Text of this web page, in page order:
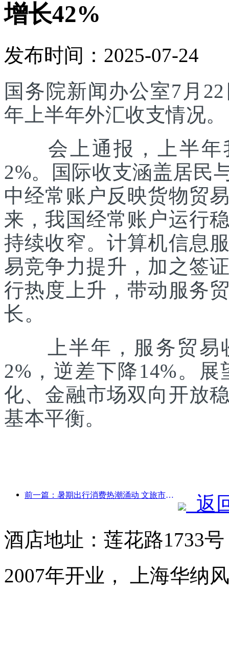
增长42%
发布时间：2025-07-24
国务院新闻办公室7月
年上半年外汇收支情况。
会上通报，上半年
2%。国际收支涵盖居民
中经常账户反映货物贸
来，我国经常账户运行
持续收窄。计算机信息
易竞争力提升，加之签
行热度上升，带动服务
长。
上半年，服务贸易
2%，逆差下降14%。
化、金融市场双向开放
基本平衡。
前一篇：暑期出行消费热潮涌动 文旅市场创新升级
返
酒店地址：莲花路1733
2007年开业， 上海华